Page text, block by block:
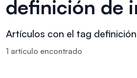
definición de
Artículos con el tag
1 artículo encontrado